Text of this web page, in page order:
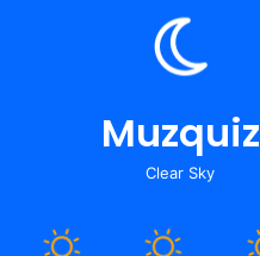
Muzquiz
Clear Sky